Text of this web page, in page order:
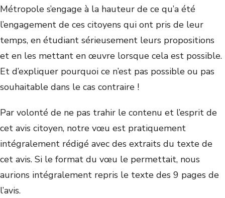
Métropole s’engage à la hauteur de ce qu’a été
l’engagement de ces citoyens qui ont pris de leur
temps, en étudiant sérieusement leurs propositions
et en les mettant en œuvre lorsque cela est possible.
Et d’expliquer pourquoi ce n’est pas possible ou pas
souhaitable dans le cas contraire !
Par volonté de ne pas trahir le contenu et l’esprit de
cet avis citoyen, notre vœu est pratiquement
intégralement rédigé avec des extraits du texte de
cet avis. Si le format du vœu le permettait, nous
aurions intégralement repris le texte des 9 pages de
l’avis.